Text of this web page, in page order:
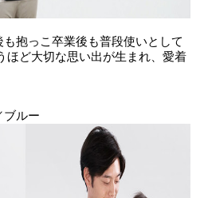
抱っこ卒業後も普段使いとして
ほど大切な思い出が生まれ、愛着
ブルー